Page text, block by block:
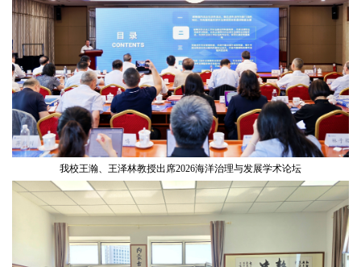
我校王瀚、王泽林教授出席2026海洋治理与发展学术论坛